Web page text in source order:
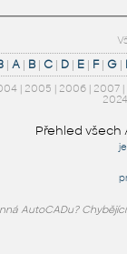
|A | B |C | D | E | F|G |
| 2005 | 2006| 2007|
2024
Přehled všech
AutoCADu?